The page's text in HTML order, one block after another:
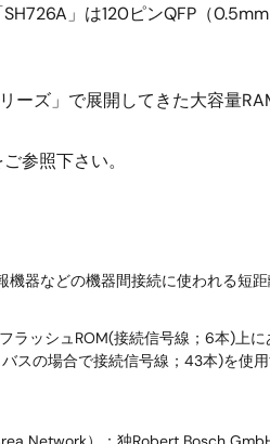
」は120ピンQFP（
ズ」で展開してきた大容量
ご参照下さい。
機器などの機器間接続に使われる短
フラッシュROM(接続信号線；6本)
スの場合で接続信号線；43本)を使